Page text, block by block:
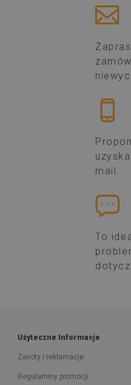
mail.
To
Użyteczne Informacje
Zwroty i reklamacje
Regulaminy promocji